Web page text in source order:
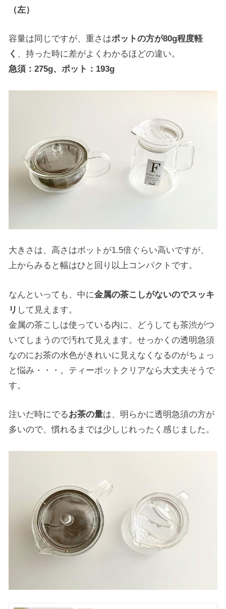
（左）
容量は同じですが、重さはポットの方が80g程度軽
く 、持った時に差がよくわかるほどの違い。
急須：275g、ポット：193g
大きさは、高さはポットが1.5倍ぐらい高いですが、
上からみると幅はひと回り以上コンパクトです。
なんといっても、中に金属の茶こしがないのでスッキ
リ して見えます。
金属の茶こしは使っている内に、どうしても茶渋がつ
いてしまうので汚れて見えます。せっかくの透明急須
なのにお茶の水色がきれいに見えなくなるのがちょっ
と悩み・・・。ティーポットクリアなら大丈夫そうで
す。
注いだ時にでるお茶の量は、明らかに透明急須の方が
多いので、慣れるまでは少しじれったく感じました。